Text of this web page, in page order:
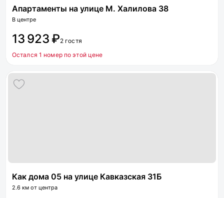
Апартаменты на улице М. Халилова 38
В центре
13 923 ₽2 гостя
Остался 1 номер по этой цене
Как дома 05 на улице Кавказская 31Б
2.6 км от центра